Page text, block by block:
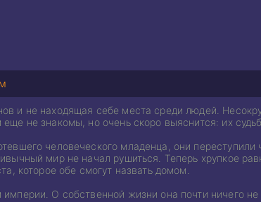
и не находящая себе места среди людей.
не знакомы, но очень скоро выяснится: их
человеческого младенца, они
мир не начал рушиться. Теперь хрупкое
которое обе смогут назвать домом.
О собственной жизни она почти ничего